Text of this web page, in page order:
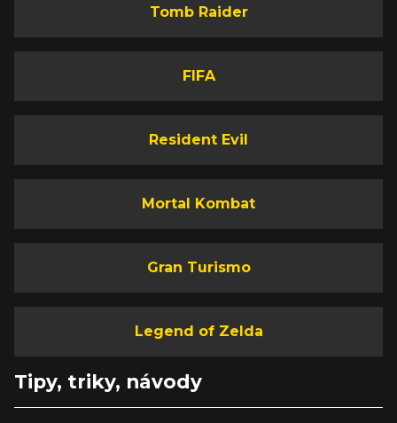
Tomb Raider
FIFA
Resident Evil
Mortal Kombat
Gran Turismo
Legend of Zelda
Tipy, triky, návody